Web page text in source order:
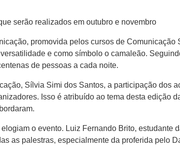
serão realizados em outubro e novembro
promovida pelos cursos de
e como símbolo o camaleão.
de pessoas a cada noite.
Sílvia Simi dos Santos, a participação dos
Isso é atribuído ao tema desta edição
o evento. Luiz Fernando Brito, estudante
as palestras, especialmente da proferida pelo